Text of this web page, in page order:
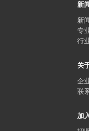
新
新
专
行
关
企
联
加